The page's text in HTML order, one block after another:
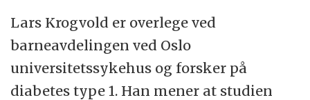
Lars Krogvold er overlege ved
barneavdelingen ved Oslo
universitetssykehus og forsker på
diabetes type 1. Han mener at studien